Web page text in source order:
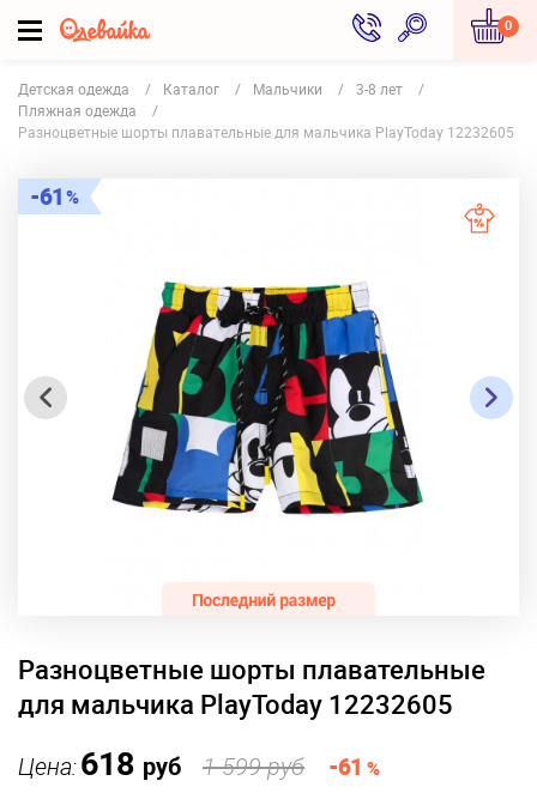
0
Детская одежда Каталог Мальчики
3-8 лет
Пляжная одежда
Разноцветные шорты плавательные для мальчика PlayToday 12232605
61
Разноцветные шорты плавательные
для мальчика PlayToday 12232605
Цена:618 руб 1 599 руб -61 %